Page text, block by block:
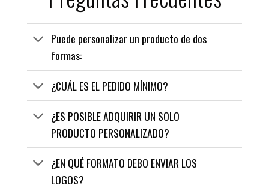
Puede personalizar un producto de dos
formas:
¿CUÁL ES EL PEDIDO MÍNIMO?
¿ES POSIBLE ADQUIRIR UN SOLO
PRODUCTO PERSONALIZADO?
¿EN QUÉ FORMATO DEBO ENVIAR LOS
LOGOS?